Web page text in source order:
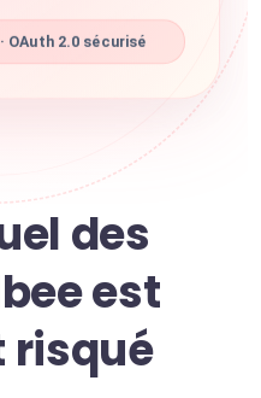
OAuth 2.0 sécurisé
des
est
risqué